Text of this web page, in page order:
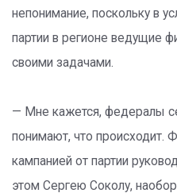
непонимание, поскольку в
партии в регионе ведущие
своими задачами.
— Мне кажется, федералы
понимают, что происходит.
кампанией от партии
этом Сергею Соколу,